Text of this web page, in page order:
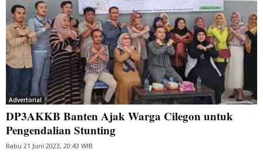
Advertorial
DP3AKKB Banten Ajak Warga Cilegon untuk
Pengendalian Stunting
Rabu 21 Juni 2023, 20:43 WIB